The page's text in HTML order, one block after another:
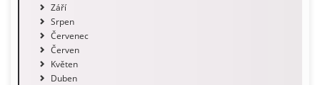
Září
Srpen
Červenec
Červen
Květen
Duben